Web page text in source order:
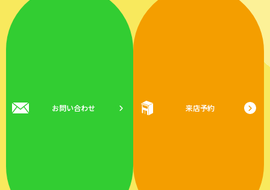
お問い合わせ 来店予約